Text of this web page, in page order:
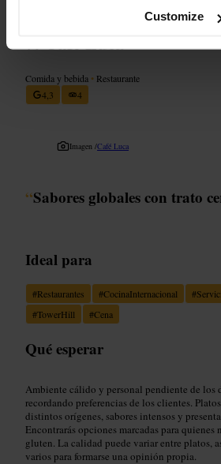
Customize
Café Luca
Comida y bebida • Restaurante
4,3
4
Imagen /Café Luca
“Sabores globales con trato
Ideal para
#Restaurantes #CocinaInternacional #
#TowerHill #Cena
Qué esperar
Ambiente cálido y personal pendiente de los
recordando preferencias de los clientes.
distintos orígenes, sabores intensos y
Encontrarás opciones marcadas para
gluten. La calidad puede variar entre platos,
varios para formarse una opinión propia.